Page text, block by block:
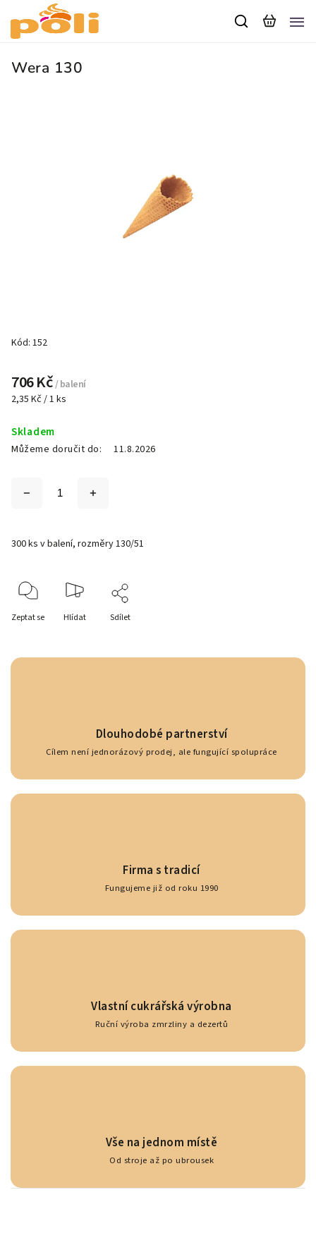
Wera 130
Kód: 152
706 Kč/ balení
2,35 Kč / 1 ks
Skladem
Můžeme doručit do: 11.8.2026
300 ks v balení, rozměry 130/51
Zeptat se Hlídat Sdílet
Dlouhodobé partnerství
Cílem není jednorázový prodej, ale fungující spolupráce
Firma s tradicí
Fungujeme již od roku 1990
Vlastní cukrářská výrobna
Ruční výroba zmrzliny a dezertů
Vše na jednom místě
Od stroje až po ubrousek